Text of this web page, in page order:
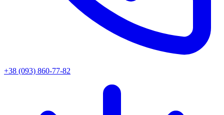
+38 (093) 860-77-82